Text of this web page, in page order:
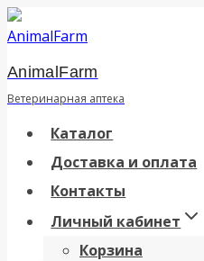
Перейти
к
содержанию
AnimalFarm
Ветеринарная аптека
Каталог
Доставка и оплата
Контакты
Личный кабинет
Корзина